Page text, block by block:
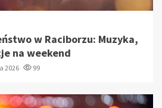
w Raciborzu: Muzyka,
na weekend
2026 99